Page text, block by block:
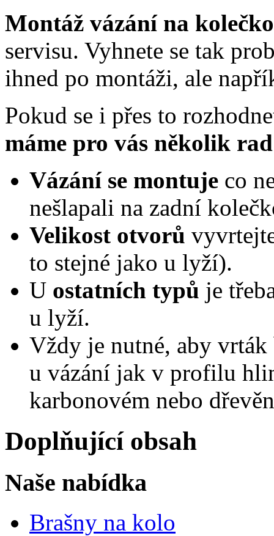
Montáž vázání na
servisu. Vyhnete se tak
ihned po montáži, ale
Pokud se i přes to
máme pro vás několik rad
Vázání se montuje co
nešlapali na zadní
Velikost otvorů
to stejné jako u lyží).
U ostatních typů je
u lyží.
Vždy je nutné, aby
u vázání jak v profilu
karbonovém nebo
Doplňující obsah
Naše nabídka
Brašny na kolo